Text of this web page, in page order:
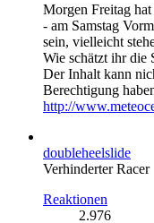
Morgen Freitag
- am Samstag
sein, vielleicht
Wie schätzt ihr die
Der Inhalt kann
Berechtigung
http://
doubleheelslide
Verhinderter Racer
Reaktionen
2.976